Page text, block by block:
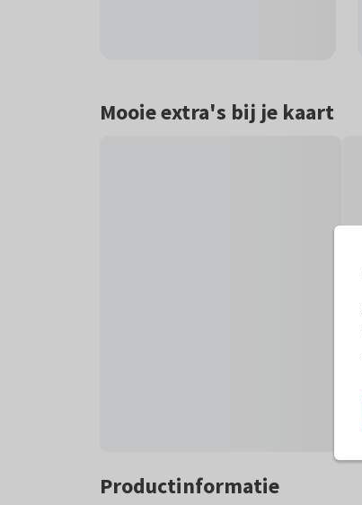
Mooie extra's bij je kaart
Productinformatie